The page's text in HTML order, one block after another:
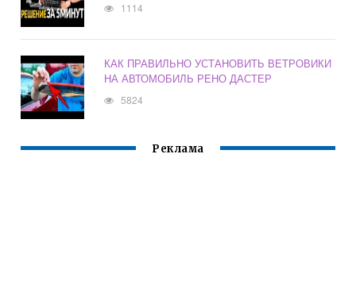
1114
КАК ПРАВИЛЬНО УСТАНОВИТЬ ВЕТРОВИКИ
НА АВТОМОБИЛЬ РЕНО ДАСТЕР
5824
Реклама